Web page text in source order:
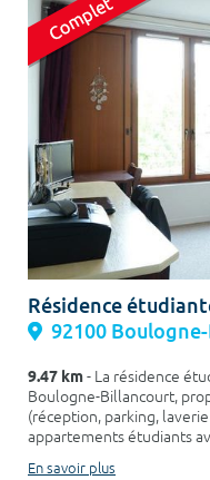
Résidence
92100
9.47 km- La résidence
Boulogne-Billancourt,
(réception, parking,
appartements étudiants
En savoir plus